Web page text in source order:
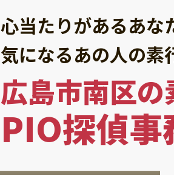
心当たりがあるあな
気になるあの人の素
広島市南区
PIO探偵事